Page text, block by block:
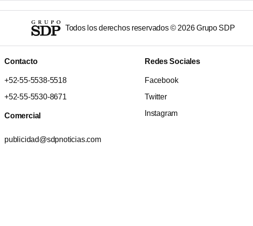
Todos los derechos reservados © 2026Grupo SDP
Contacto
+52-55-5538-5518
+52-55-5530-8671
Comercial
publicidad@sdpnoticias.com
Redes Sociales
Facebook
Twitter
Instagram